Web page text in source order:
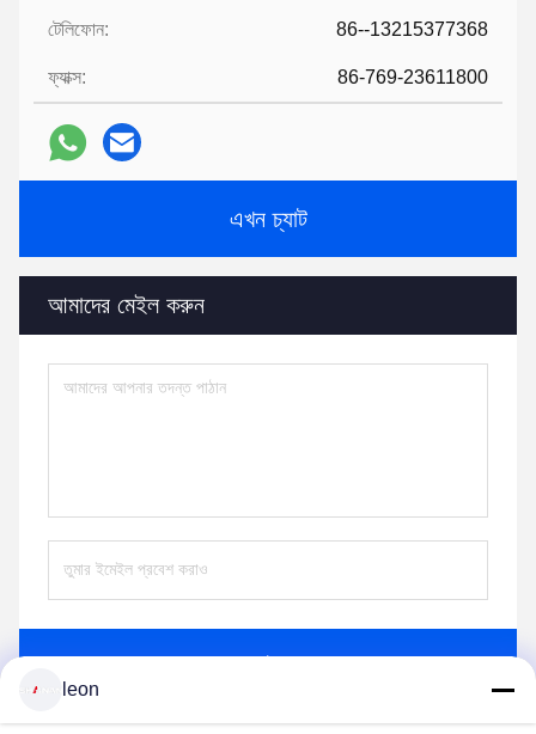
টেলিফোন: 86--13215377368
ফ্যাক্স: 86-769-23611800
এখন চ্যাট
আমাদের মেইল ​​করুন
leon